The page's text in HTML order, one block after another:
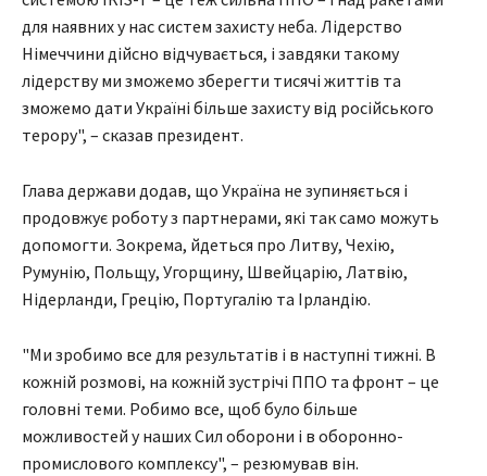
для наявних у нас систем захисту неба. Лідерство
Німеччини дійсно відчувається, і завдяки такому
лідерству ми зможемо зберегти тисячі життів та
зможемо дати Україні більше захисту від російського
терору", – сказав президент.
Глава держави додав, що Україна не зупиняється і
продовжує роботу з партнерами, які так само можуть
допомогти. Зокрема, йдеться про Литву, Чехію,
Румунію, Польщу, Угорщину, Швейцарію, Латвію,
Нідерланди, Грецію, Португалію та Ірландію.
"Ми зробимо все для результатів і в наступні тижні. В
кожній розмові, на кожній зустрічі ППО та фронт – це
головні теми. Робимо все, щоб було більше
можливостей у наших Сил оборони і в оборонно-
промислового комплексу", – резюмував він.